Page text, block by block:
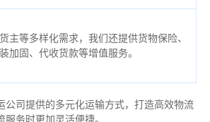
主等多样化需求，我们还提供货物保险、
加固、代收货款等增值服务。
公司提供的多元化运输方式，打造高效物流
务时更加灵活便捷。